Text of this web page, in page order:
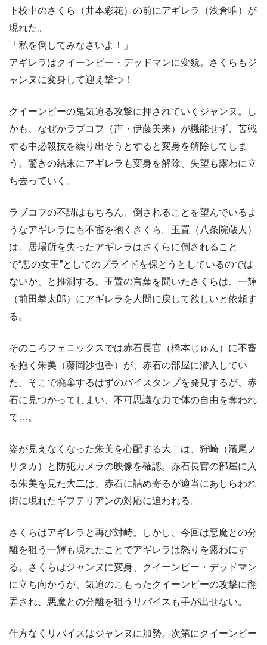
下校中のさくら（井本彩花）の前にアギレラ（浅倉唯）が
現れた。
「私を倒してみなさいよ！」
アギレラはクイーンビー・デッドマンに変貌。さくらもジ
ャンヌに変身して迎え撃つ！
クイーンビーの鬼気迫る攻撃に押されていくジャンヌ。し
かも、なぜかラブコフ（声・伊藤美来）が機能せず、苦戦
する中必殺技を繰り出そうとすると変身を解除してしま
う。驚きの結末にアギレラも変身を解除、失望も露わに立
ち去っていく。
ラブコフの不調はもちろん、倒されることを望んでいるよ
うなアギレラにも不審を抱くさくら。玉置（八条院蔵人）
は。居場所を失ったアギレラはさくらに倒されること
で“悪の女王”としてのプライドを保とうとしているのでは
ないか、と推測する。玉置の言葉を聞いたさくらは、一輝
（前田拳太郎）にアギレラを人間に戻して欲しいと依頼す
る。
そのころフェニックスでは赤石長官（橋本じゅん）に不審
を抱く朱美（藤岡沙也香）が、赤石の部屋に潜入してい
た。そこで廃棄するはずのバイスタンプを発見するが、赤
石に見つかってしまい、不可思議な力で体の自由を奪われ
て…。
姿が見えなくなった朱美を心配する大二は、狩崎（濱尾ノ
リタカ）と防犯カメラの映像を確認。赤石長官の部屋に入
る朱美を見た大二は、赤石に詰め寄るが適当にあしらわれ
街に現れたギフテリアンの対応に追われる。
さくらはアギレラと再び対峙。しかし、今回は悪魔との分
離を狙う一輝も現れたことでアギレラは怒りを露わにす
る。さくらはジャンヌに変身、クイーンビー・デッドマン
に立ち向かうが、気迫のこもったクイーンビーの攻撃に翻
弄され、悪魔との分離を狙うリバイスも手が出せない。
仕方なくリバイスはジャンヌに加勢。次第にクイーンビー